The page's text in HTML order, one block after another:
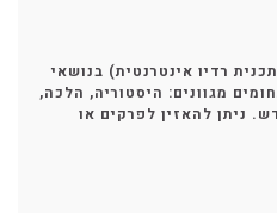
רדיו אינטרנטית) בנושאי
מגוונים: היסטוריה, הלכה,
ניתן להאזין לפרקים או